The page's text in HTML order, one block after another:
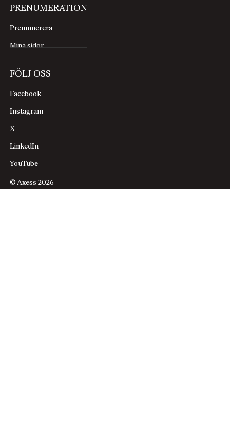
PRENUMERATION
Prenumerera
Mina sidor
FÖLJ OSS
Facebook
Instagram
X
LinkedIn
YouTube
© Axess 2026